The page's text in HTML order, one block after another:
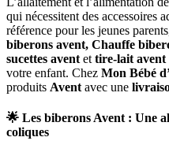
qui nécessitent des accessoires
référence pour les jeunes
biberons avent, Chauffe
sucettes avent et tire-lait avent
votre enfant. Chez Mon Bébé
produits Avent avec une
🌟 Les biberons Avent : Une
coliques